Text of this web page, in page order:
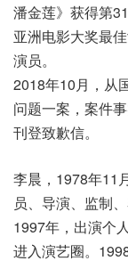
潘金莲》获得第
亚洲电影大奖最
演员。
2018年10月，从
问题一案，案件
刊登致歉信。
李晨，1978年11
员、导演、监制
1997年，出演个
进入演艺圈。